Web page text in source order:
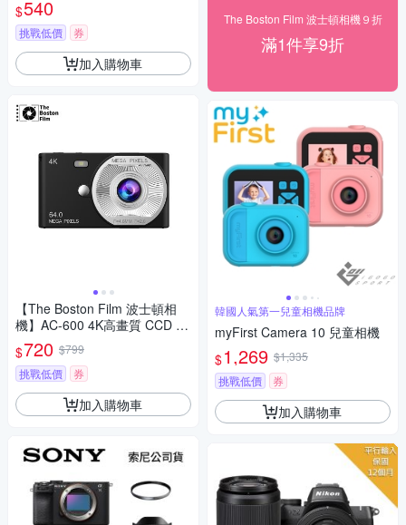
$540
挑戰低價 券
加入購物車
【The Boston Film 波士頓相
機】AC-600 4K高畫質 CCD 懷
舊風數位相機
$720 $799
挑戰低價
券
加入購物車
The Boston Film 波士頓相機９折
滿1件享9折
韓國人氣第一兒童相機品牌
myFirst Camera 10 兒童相機
$1,269 $1,335
挑戰低價
券
加入購物車